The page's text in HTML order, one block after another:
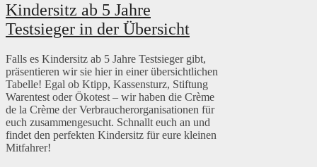
Kindersitz ab 5 Jahre
Testsieger in der Übersicht
Falls es Kindersitz ab 5 Jahre Testsieger gibt,
präsentieren wir sie hier in einer übersichtlichen
Tabelle! Egal ob Ktipp, Kassensturz, Stiftung
Warentest oder Ökotest – wir haben die Crème
de la Crème der Verbraucherorganisationen für
euch zusammengesucht. Schnallt euch an und
findet den perfekten Kindersitz für eure kleinen
Mitfahrer!